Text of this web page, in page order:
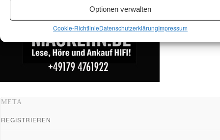
Optionen verwalten
Cookie-RichtlinieDatenschutzerklärungImpressum
META
REGISTRIEREN